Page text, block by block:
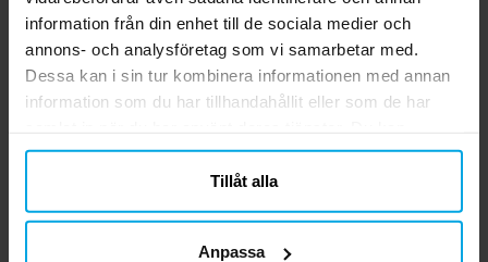
information från din enhet till de sociala medier och
annons- och analysföretag som vi samarbetar med.
Dessa kan i sin tur kombinera informationen med annan
information som du har tillhandahållit eller som de har
närsomhelst ändra ditt samtycke.
Tillåt alla
Anpassa
2 ☆
Recensioner (4)
Marija P
Trevligt, men väldigt litet
Visa original